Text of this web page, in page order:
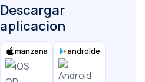
Descargar
aplicacion
manzana androide